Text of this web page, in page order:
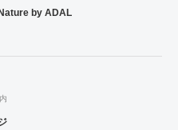
by ADAL